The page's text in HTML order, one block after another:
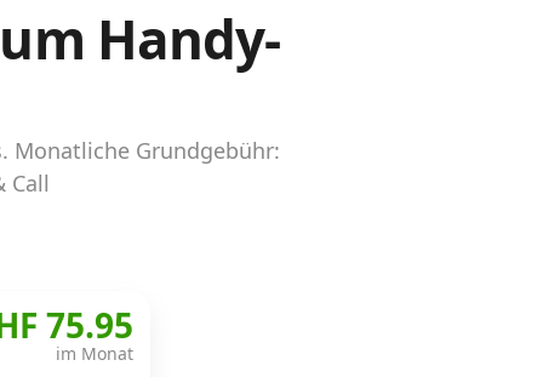
Handy-
Monatliche Grundgebühr:
Call
75.95
im Monat